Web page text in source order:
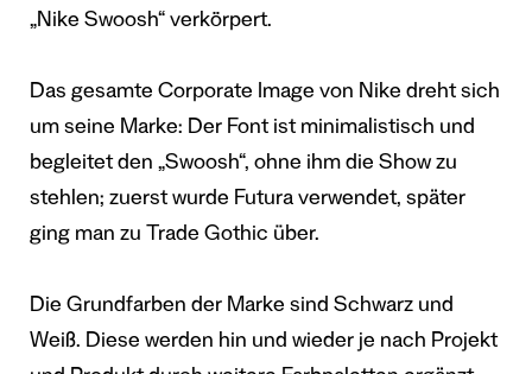
„Nike Swoosh“ verkörpert.
Das gesamte Corporate Image von Nike dreht sich
um seine Marke: Der Font ist minimalistisch und
begleitet den „Swoosh“, ohne ihm die Show zu
stehlen; zuerst wurde Futura verwendet, später
ging man zu Trade Gothic über.
Die Grundfarben der Marke sind Schwarz und
Weiß. Diese werden hin und wieder je nach Projekt